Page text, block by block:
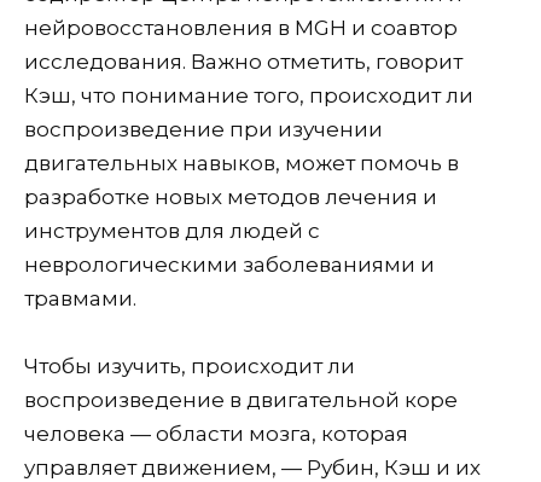
нейровосстановления в MGH и соавтор
исследования. Важно отметить, говорит
Кэш, что понимание того, происходит ли
воспроизведение при изучении
двигательных навыков, может помочь в
разработке новых методов лечения и
инструментов для людей с
неврологическими заболеваниями и
травмами.
Чтобы изучить, происходит ли
воспроизведение в двигательной коре
человека — области мозга, которая
управляет движением, — Рубин, Кэш и их